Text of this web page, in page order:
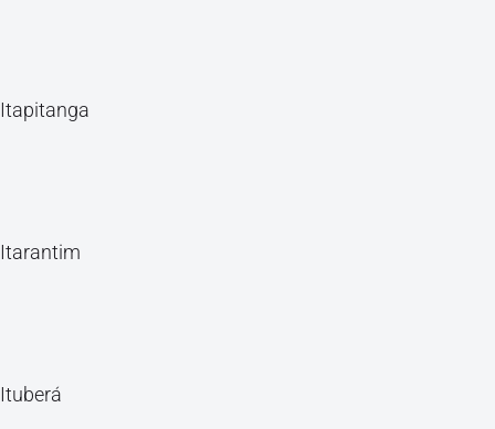
Itapitanga
Itarantim
Ituberá